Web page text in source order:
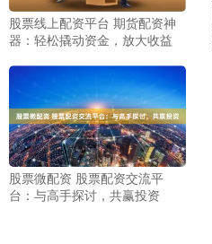
股票线上配资平台 期货配资神
器：轻松撬动资金，放大收益
股票微配资 股票配资交流平
台：与高手探讨，共赢投资